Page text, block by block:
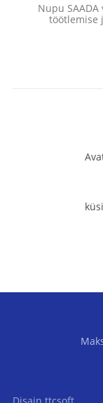
Nupu
töötlemise